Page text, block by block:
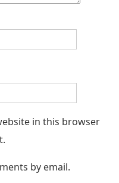
in this browser
by email.